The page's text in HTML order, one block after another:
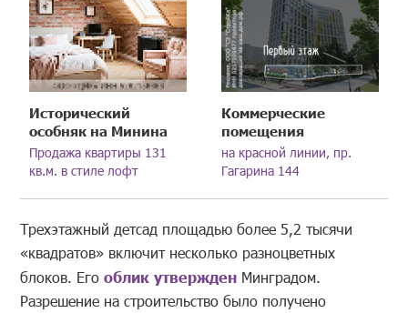
Исторический
особняк на Минина
Продажа квартиры 131
кв.м. в стиле лофт
Коммерческие
помещения
на красной линии, пр.
Гагарина 144
Трехэтажный детсад площадью более 5,2 тысячи
«квадратов» включит несколько разноцветных
блоков. Егооблик утвержден Минградом.
Разрешение на строительство было получено